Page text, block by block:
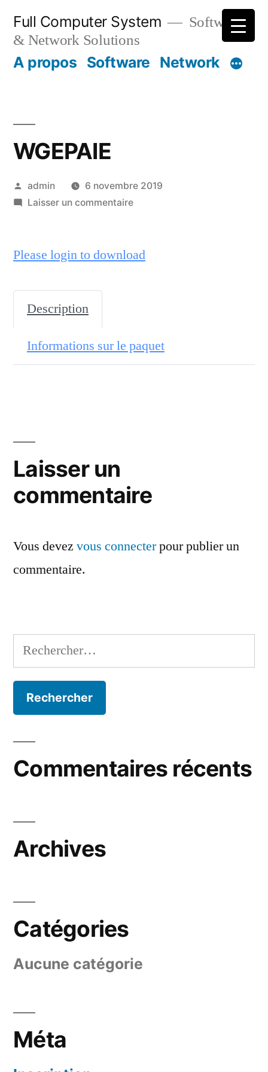
contenu
Full Computer System
Software
& Network Solutions
A propos Software Network
WGEPAIE
Publié
par
admin
6 novembre 2019
Laisser un commentairesur
Please login to download
Description
Informations sur le paquet
Laisser un
commentaire
Vous devez vous connecterpour publier un
commentaire.
Rechercher :
Commentaires récents
Archives
Catégories
Aucune catégorie
Méta